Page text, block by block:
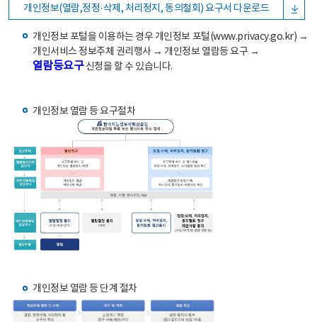
개인정보(열람,정정·삭제, 처리정지, 동의철회) 요구서 다운로드
개인정보 포털을 이용하는 경우 개인정보 포털(www.privacy.go.kr) →
개인서비스 정보주체 권리행사 → 개인정보 열람등 요구 →
열람등요구신청을 할 수 있습니다.
개인정보 열람 등 요구절차
개인정보 열람 등 단계 절차